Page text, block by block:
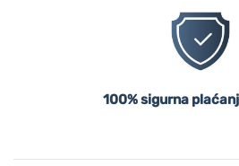
100% sigurna